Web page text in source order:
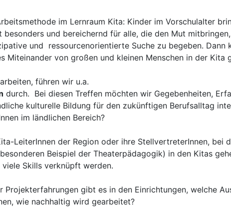
im Lernraum Kita: Kinder im Vorschulalter
und bereichernd für alle, die den Mut
und ressourcenorientierte Suche zu begeben. Dann
von großen und kleinen Menschen in der Kita
führen wir u.a.
durch. Bei diesen Treffen möchten wir Gegebenheiten,
kulturelle Bildung für den zukünftigen Berufsalltag
im ländlichen Bereich?
LeiterInnen der Region oder ihre StellvertreterInnen, bei
Beispiel der Theaterpädagogik) in den Kitas
Skills verknüpft werden.
gibt es in den Einrichtungen, welche
wie nachhaltig wird gearbeitet?